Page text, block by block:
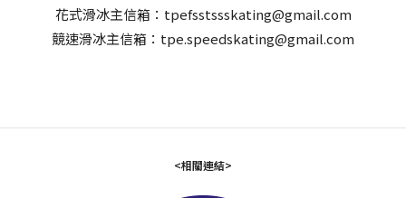
花式滑冰主信箱：tpefsstssskating@gmail.com
競速滑冰主信箱：tpe.speedskating@gmail.com
<相關連結>